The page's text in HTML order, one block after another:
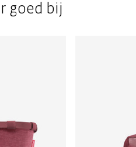
goed bij